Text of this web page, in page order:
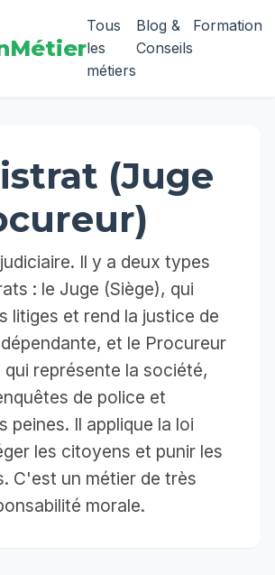
Tous
les
métiers
Blog &
Conseils
Formation
(Juge
Il y a deux types
: le Juge (Siège), qui
litiges et rend la justice de
et le Procureur
qui représente la société,
de police et
peines. Il applique la loi
les citoyens et punir les
C'est un métier de très
morale.